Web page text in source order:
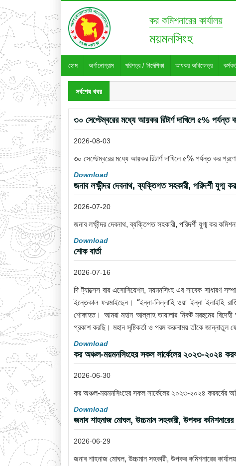
কর কমিশনারের কার্যালয়
ময়মনসিংহ
হোম অর্গানোগ্রাম পরিপত্র / নির্দেশিকা আয়কর অধিক্ষেত্র
সর্বশেষ খবর
৩০ সেপ্টেম্বরের মধ্যে আয়কর রিটার্ণ দাখিলে ৫% পর্যন্ত
2026-08-03
৩০ সেপ্টেম্বরের মধ্যে আয়কর রিটার্ণ দাখিলে ৫% পর্যন্ত কর
Download
জনাব লক্ষীন্দর দেবনাথ, ব্যক্তিগত সহকারী, পরিদর্শী
2026-07-20
জনাব লক্ষীন্দর দেবনাথ, ব্যক্তিগত সহকারী, পরিদর্শী যুগ্ম কর
Download
শোক বার্তা
2026-07-16
দি ট্যাক্সেস বার এসোসিয়েশন, ময়মনসিংহ এর সাবেক
ইন্তেকাল ফরমাইছেন। “ইন্না-লিল্লাহি ওয়া ইন্না ইলাইহি
শোকাহত। আমরা মহান আল্লাহ তায়ালার নিকট মরহুমের
প্রকাশ করছি। মহান সৃষ্টিকর্তা ও পরম করুনাময় তাঁকে
Download
কর অঞ্চল-ময়মনসিংহের সকল সার্কেলের ২০২৩-২০২৪
2026-06-30
কর অঞ্চল-ময়মনসিংহের সকল সার্কেলের ২০২৩-২০২৪ করবর্ষের
Download
জনাব শাহনাজ মোঘল, উচ্চমান সহকারী, উপকর
2026-06-29
জনাব শাহনাজ মোঘল, উচ্চমান সহকারী, উপকর কমিশনারের